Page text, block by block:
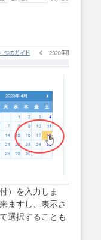
）を入力しま
ますし、表示さ
選択することも